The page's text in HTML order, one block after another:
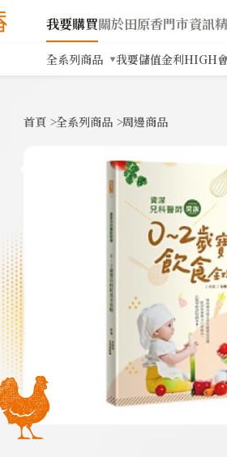
我要購買關於田原香門市資訊
全系列商品 我要儲值金利HIGH
首頁 >全系列商品 >周邊商品